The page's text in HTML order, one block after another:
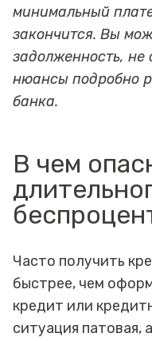
минимальный
закончится. Вы
задолженность, не
нюансы подробно
банка.
В чем
Часто получить
быстрее, чем
кредит или
ситуация патовая,